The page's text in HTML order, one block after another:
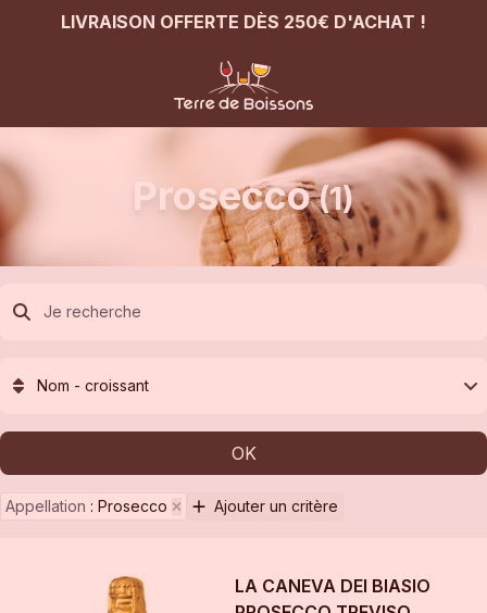
LIVRAISON OFFERTE DÈS 250€ D'ACHAT !
Prosecco(1)
Nom - croissant
OK
Appellation : Prosecco Ajouter un critère
LA CANEVA DEI BIASIO